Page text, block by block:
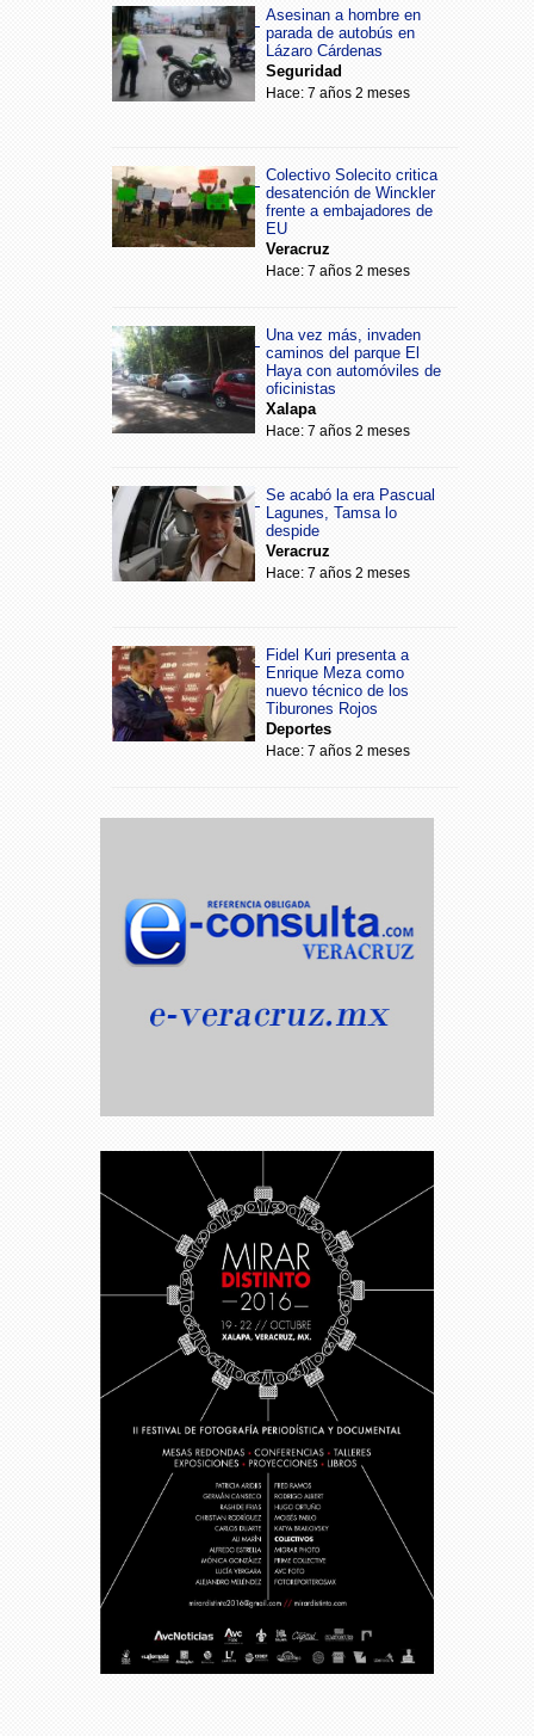
Asesinan a hombre en
parada de autobús en
Lázaro Cárdenas
Seguridad
Hace: 7 años 2 meses
Colectivo Solecito critica
desatención de Winckler
frente a embajadores de
EU
Veracruz
Hace: 7 años 2 meses
Una vez más, invaden
caminos del parque El
Haya con automóviles de
oficinistas
Xalapa
Hace: 7 años 2 meses
Se acabó la era Pascual
Lagunes, Tamsa lo
despide
Veracruz
Hace: 7 años 2 meses
Fidel Kuri presenta a
Enrique Meza como
nuevo técnico de los
Tiburones Rojos
Deportes
Hace: 7 años 2 meses